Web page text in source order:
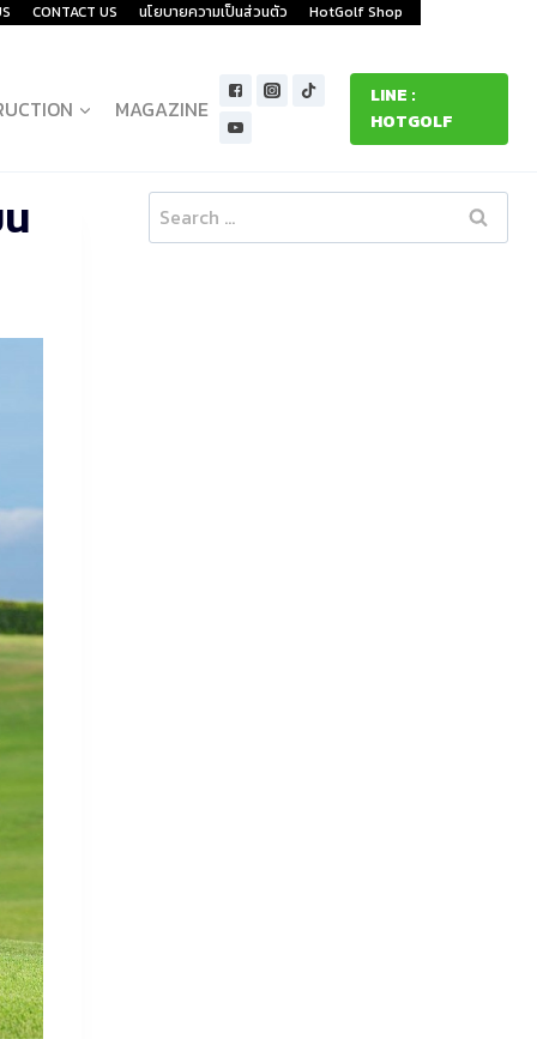
CONTACT US นโยบายความเป็นส่วนตัว HotGolf Shop
MAGAZINE
LINE :
HOTGOLF
Search
for: